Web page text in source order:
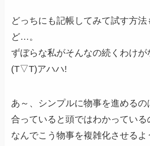
どっちにも記帳してみて試す方法
ど…。
ずぼらな私がそんなの続くわけが
(T▽T)アハハ!
あ～、シンプルに物事を進めるの
合っていると頭ではわかってい
なんでこう物事を複雑化させるよ